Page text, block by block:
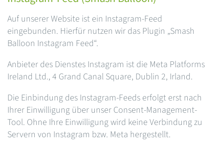
Auf unserer Website ist ein Instagram-Feed
eingebunden. Hierfür nutzen wir das Plugin „Smash
Balloon Instagram Feed“.
Anbieter des Dienstes Instagram ist die Meta Platforms
Ireland Ltd., 4 Grand Canal Square, Dublin 2, Irland.
Die Einbindung des Instagram-Feeds erfolgt erst nach
Ihrer Einwilligung über unser Consent-Management-
Tool. Ohne Ihre Einwilligung wird keine Verbindung zu
Servern von Instagram bzw. Meta hergestellt.